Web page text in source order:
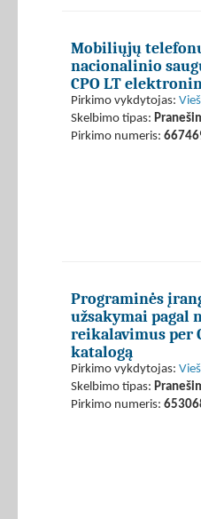
Mobiliųjų
nacionalinio
CPO LT
Pirkimo vykdytojas:
Skelbimo tipas:
Pirkimo numeris:
Programinės
užsakymai pagal
reikalavimus per
katalogą
Pirkimo vykdytojas:
Skelbimo tipas:
Pirkimo numeris: